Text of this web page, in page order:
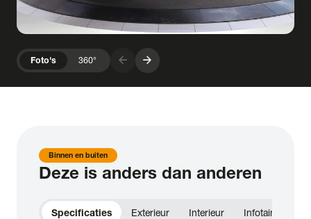
Foto's 360° arrow_forward arrow_forward
Binnen en buiten
Deze is anders dan anderen
Specificaties Exterieur Interieur Infotainment